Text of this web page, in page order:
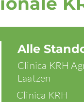
Alle
Clinica KRH
Laatzen
Clinica KRH